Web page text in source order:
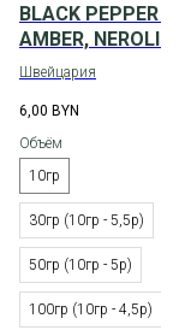
BLACK PEPPER &
AMBER, NEROLI /
ZIELINSKI &
Швейцария
6,00 BYN
Объём
10гр
30гр (10гр - 5,5р)
50гр (10гр - 5р)
100гр (10гр - 4,5р)